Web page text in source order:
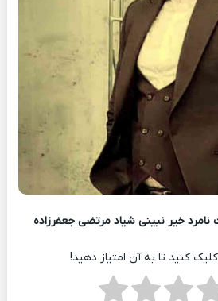
ﺧﻴﺮ ﻧﺒﻴﻨﻰ ﺷﻴﺎد مرتضی جعفرزاده
کنید تا به آن امتیاز دهید!